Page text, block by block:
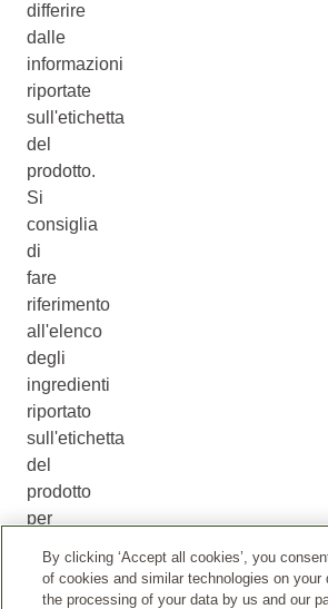
differire
dalle
informazioni
riportate
sull'etichetta
del
prodotto.
Si
consiglia
di
fare
riferimento
all'elenco
degli
ingredienti
riportato
sull'etichetta
del
prodotto
per
più
aggiornate.
By clicking ‘Accept all cookies’, you
of cookies and similar technologies on your
the processing of your data by us and our